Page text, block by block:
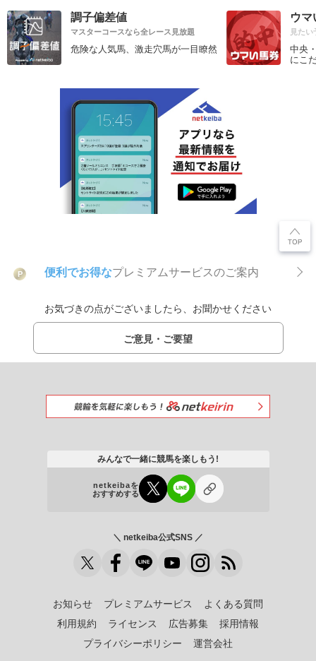
調子偏差値
マスターコースなら全レース見放題
危険な人気馬、激走穴馬が一目瞭然
ウマ
見たい
中央
にこ
P 便利でお得なプレミアムサービスのご案内
お気づきの点がございましたら、お聞かせください
ご意見・ご要望
みんなで一緒に競馬を楽しもう!
netkeibaを
おすすめする
＼ netkeiba公式SNS ／
お知らせ プレミアムサービス
よくある質問
利用規約
ライセンス 広告募集
採用情報
プライバシーポリシー
運営会社